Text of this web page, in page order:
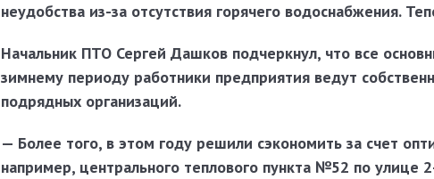
неудобства из-за отсутствия горячего водоснабжения.
Начальник ПТО Сергей Дашков подчеркнул, что все
зимнему периоду работники предприятия ведут
подрядных организаций.
— Более того, в этом году решили сэкономить за счет
например, центрального теплового пункта №52 по улице